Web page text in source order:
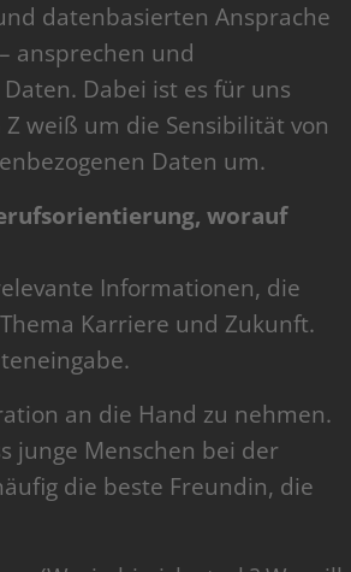
datenbasierten Ansprache
ansprechen und
Dabei ist es für uns
weiß um die Sensibilität von
Daten um.
worauf
Informationen, die
Karriere und Zukunft.
an die Hand zu nehmen.
junge Menschen bei der
die beste Freundin, die